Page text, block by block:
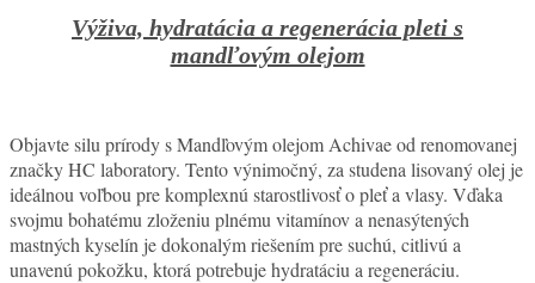
Výživa, hydratácia a regenerácia pleti s
mandľovým olejom
Objavte silu prírody s Mandľovým olejom Achivae od renomovanej
značky HC laboratory. Tento výnimočný, za studena lisovaný olej je
ideálnou voľbou pre komplexnú starostlivosť o pleť a vlasy. Vďaka
svojmu bohatému zloženiu plnému vitamínov a nenasýtených
mastných kyselín je dokonalým riešením pre suchú, citlivú a
unavenú pokožku, ktorá potrebuje hydratáciu a regeneráciu.